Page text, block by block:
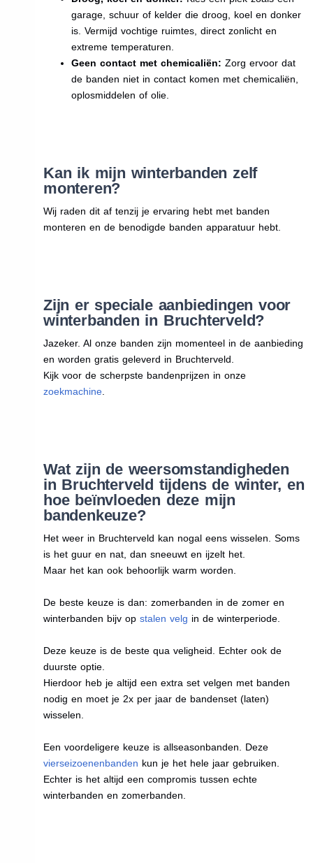
garage, schuur of kelder die droog, koel en donker
is. Vermijd vochtige ruimtes, direct zonlicht en
extreme temperaturen.
Geen contact met chemicaliën: Zorg ervoor dat
de banden niet in contact komen met chemicaliën,
oplosmiddelen of olie.
Kan ik mijn winterbanden zelf
monteren?
Wij raden dit af tenzij je ervaring hebt met banden
monteren en de benodigde banden apparatuur hebt.
Zijn er speciale aanbiedingen voor
winterbanden in Bruchterveld?
Jazeker. Al onze banden zijn momenteel in de aanbieding
en worden gratis geleverd in Bruchterveld.
Kijk voor de scherpste bandenprijzen in onze
zoekmachine.
Wat zijn de weersomstandigheden
in Bruchterveld tijdens de winter, en
hoe beïnvloeden deze mijn
bandenkeuze?
Het weer in Bruchterveld kan nogal eens wisselen. Soms
is het guur en nat, dan sneeuwt en ijzelt het.
Maar het kan ook behoorlijk warm worden.
De beste keuze is dan: zomerbanden in de zomer en
winterbanden bijv op stalen velg in de winterperiode.
Deze keuze is de beste qua veligheid. Echter ook de
duurste optie.
Hierdoor heb je altijd een extra set velgen met banden
nodig en moet je 2x per jaar de bandenset (laten)
wisselen.
Een voordeligere keuze is allseasonbanden. Deze
vierseizoenenbanden kun je het hele jaar gebruiken.
Echter is het altijd een compromis tussen echte
winterbanden en zomerbanden.